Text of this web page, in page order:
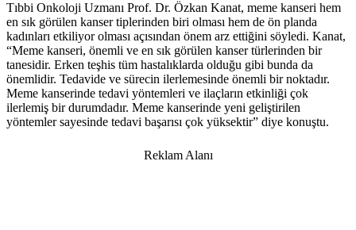
Tıbbi Onkoloji Uzmanı Prof. Dr. Özkan Kanat, meme kanseri hem
en sık görülen kanser tiplerinden biri olması hem de ön planda
kadınları etkiliyor olması açısından önem arz ettiğini söyledi. Kanat,
“Meme kanseri, önemli ve en sık görülen kanser türlerinden bir
tanesidir. Erken teşhis tüm hastalıklarda olduğu gibi bunda da
önemlidir. Tedavide ve sürecin ilerlemesinde önemli bir noktadır.
Meme kanserinde tedavi yöntemleri ve ilaçların etkinliği çok
ilerlemiş bir durumdadır. Meme kanserinde yeni geliştirilen
yöntemler sayesinde tedavi başarısı çok yüksektir” diye konuştu.
Reklam Alanı